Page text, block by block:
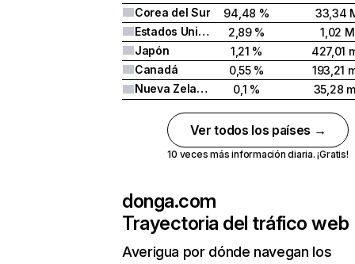
Corea del Sur
94,48 %
33,34
Estados Unidos
2,89 %
1,02 M
Japón
1,21 %
427,01
Canadá
0,55 %
193,21
Nueva Zelanda
0,1 % 35,28
Ver todos los países →
10 veces más información diaria. ¡Gratis!
donga.com
Trayectoria del tráfico web
Averigua por dónde navegan los